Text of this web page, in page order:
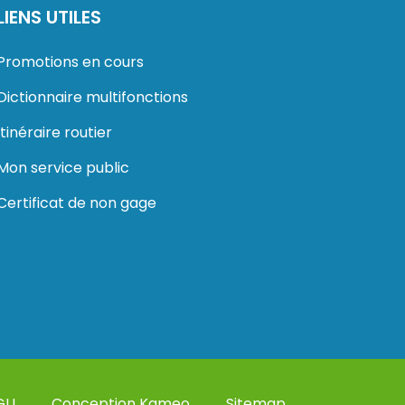
UTILES
en cours
multifonctions
routier
service public
de non gage